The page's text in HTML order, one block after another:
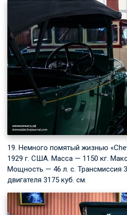
19. Немного помятый жизнью «
1929 г. США. Масса — 1150 кг.
Мощность — 46 л. с. Трансмиссия
двигателя 3175 куб. см.